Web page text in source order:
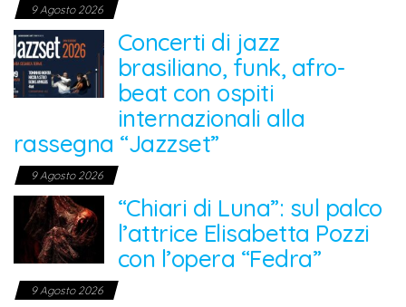
9 Agosto 2026
Concerti di jazz
brasiliano, funk, afro-
beat con ospiti
internazionali alla
rassegna “Jazzset”
9 Agosto 2026
“Chiari di Luna”: sul palco
l’attrice Elisabetta Pozzi
con l’opera “Fedra”
9 Agosto 2026